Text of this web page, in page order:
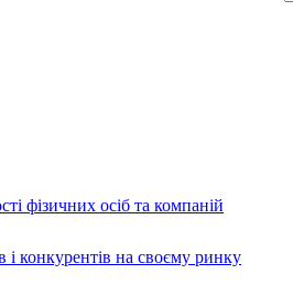
фізичних осіб та компаній
і конкурентів на своєму ринку